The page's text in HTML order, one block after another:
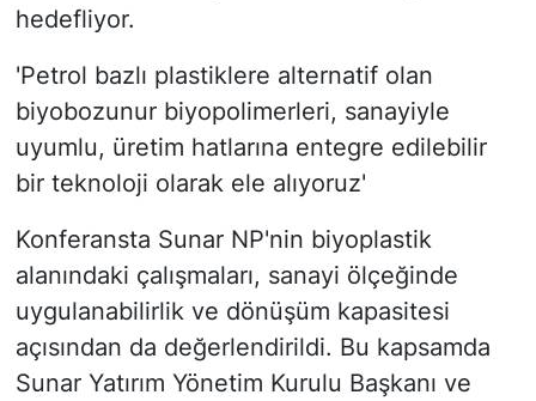
hedefliyor.
'Petrol bazlı plastiklere alternatif olan
biyobozunur biyopolimerleri, sanayiyle
uyumlu, üretim hatlarına entegre edilebilir
bir teknoloji olarak ele alıyoruz'
Konferansta Sunar NP'nin biyoplastik
alanındaki çalışmaları, sanayi ölçeğinde
uygulanabilirlik ve dönüşüm kapasitesi
açısından da değerlendirildi. Bu kapsamda
Sunar Yatırım Yönetim Kurulu Başkanı ve